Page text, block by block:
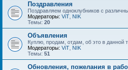
Поздравления
Поздравляем одноклубников с
Модераторы: ViT NIK
Темы: 20
Объявления
Куплю, продам, отдам, об это в данной
Модераторы: ViT NIK
Темы: 51
Обновления, пожелания в